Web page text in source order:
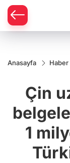
Anasayfa
Çin
1